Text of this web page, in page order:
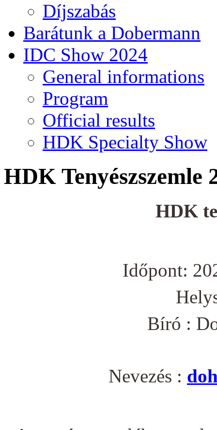
Díjszabás
Barátunk a Dobermann
IDC Show 2024
General informations
Program
Official results
HDK Specialty Show
HDK Tenyészszemle
HDK
Időpont:
Bíró :
Nevezés :